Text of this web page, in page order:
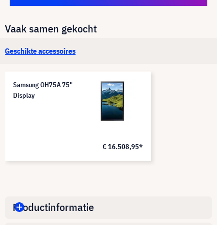
Vaak samen gekocht
Geschikte accessoires
Samsung OH75A 75"
Display
€ 16.508,95*
Productinformatie